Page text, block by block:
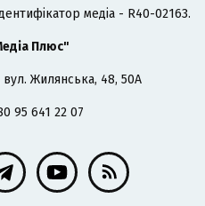
медіа - R40-02163.
Плюс"
вул. Жилянська, 48, 50А
95 641 22 07